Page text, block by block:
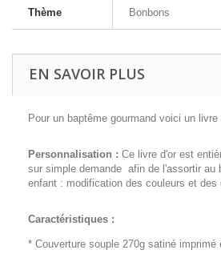
Thème Bonbons
EN SAVOIR PLUS
Pour un baptême gourmand voici un
Personnalisation : Ce livre d'or est
sur simple demande afin de l'assortir au
enfant : modification des couleurs et des
Caractéristiques :
* Couverture souple 270g satiné imprimé